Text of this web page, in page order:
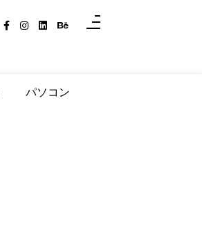
パソコン